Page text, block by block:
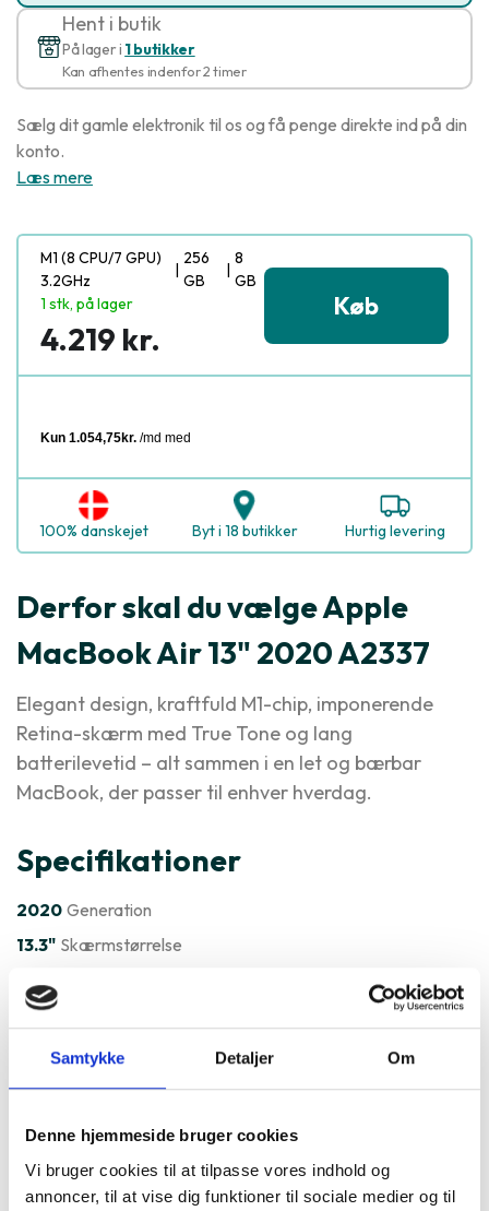
Samtykke Detaljer Om
Denne hjemmeside bruger cookies
Vi bruger cookies til at tilpasse vores indhold og
annoncer, til at vise dig funktioner til sociale medier og til
Hent i butik
På lager i 1 butikker
Kan afhentes indenfor 2 timer
Sælg dit gamle elektronik til os og få penge direkte ind på din
konto.
Læs mere
M1 (8 CPU/7 GPU)
3.2GHz
|
256
GB
|
8
GB
1 stk, på lager
4.219 kr.
Køb
100% danskejet Byt i 18 butikker Hurtig levering
Derfor skal du vælge Apple
MacBook Air 13" 2020 A2337
Elegant design, kraftfuld M1-chip, imponerende
Retina-skærm med True Tone og lang
batterilevetid – alt sammen i en let og bærbar
MacBook, der passer til enhver hverdag.
Specifikationer
2020 Generation
13.3" Skærmstørrelse
Apple M1 Integreret
MacOS
Varenummer 131496
A2337 er ofte købt sammen
med